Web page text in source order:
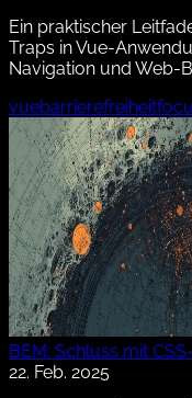
Ein praktischer
Traps in Vue-
Navigation und Web-
vuebarrierefreiheit
BEM: Schluss mit
22. Feb. 2025